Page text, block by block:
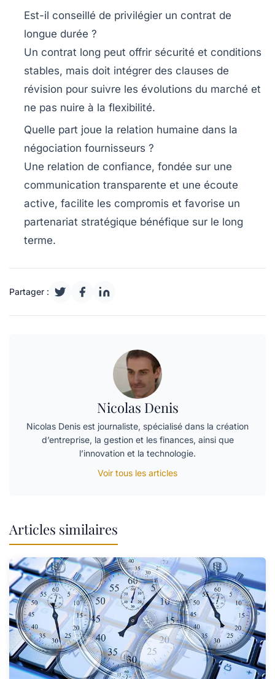
Est-il conseillé de privilégier un contrat de
longue durée ?
Un contrat long peut offrir sécurité et conditions
stables, mais doit intégrer des clauses de
révision pour suivre les évolutions du marché et
ne pas nuire à la flexibilité.
Quelle part joue la relation humaine dans la
négociation fournisseurs ?
Une relation de confiance, fondée sur une
communication transparente et une écoute
active, facilite les compromis et favorise un
partenariat stratégique bénéfique sur le long
terme.
Partager :
Nicolas Denis
Nicolas Denis est journaliste, spécialisé dans la création
d’entreprise, la gestion et les finances, ainsi que
l’innovation et la technologie.
Voir tous les articles
Articles similaires